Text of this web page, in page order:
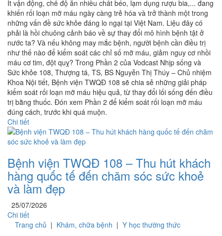
Ít vận động, chế độ ăn nhiều chất béo, lạm dụng rượu bia,... đang
khiến rối loạn mỡ máu ngày càng trẻ hóa và trở thành một trong
những vấn đề sức khỏe đáng lo ngại tại Việt Nam. Liệu đây có
phải là hồi chuông cảnh báo về sự thay đổi mô hình bệnh tật ở
nước ta? Và nếu không may mắc bệnh, người bệnh cần điều trị
như thế nào để kiểm soát các chỉ số mỡ máu, giảm nguy cơ nhồi
máu cơ tim, đột quỵ? Trong Phần 2 của Vodcast Nhịp sống và
Sức khỏe 108, Thượng tá, TS, BS Nguyễn Thị Thúy – Chủ nhiệm
Khoa Nội tiết, Bệnh viện TWQĐ 108 sẽ chia sẻ những giải pháp
kiểm soát rối loạn mỡ máu hiệu quả, từ thay đổi lối sống đến điều
trị bằng thuốc. Đón xem Phần 2 để kiểm soát rối loạn mỡ máu
đúng cách, trước khi quá muộn.
Chi tiết
Bệnh viện TWQĐ 108 – Thu hút khách
hàng quốc tế đến chăm sóc sức khoẻ
và làm đẹp
25/07/2026
Chi tiết
Trang chủ | Khám, chữa bệnh | Y học thường thức